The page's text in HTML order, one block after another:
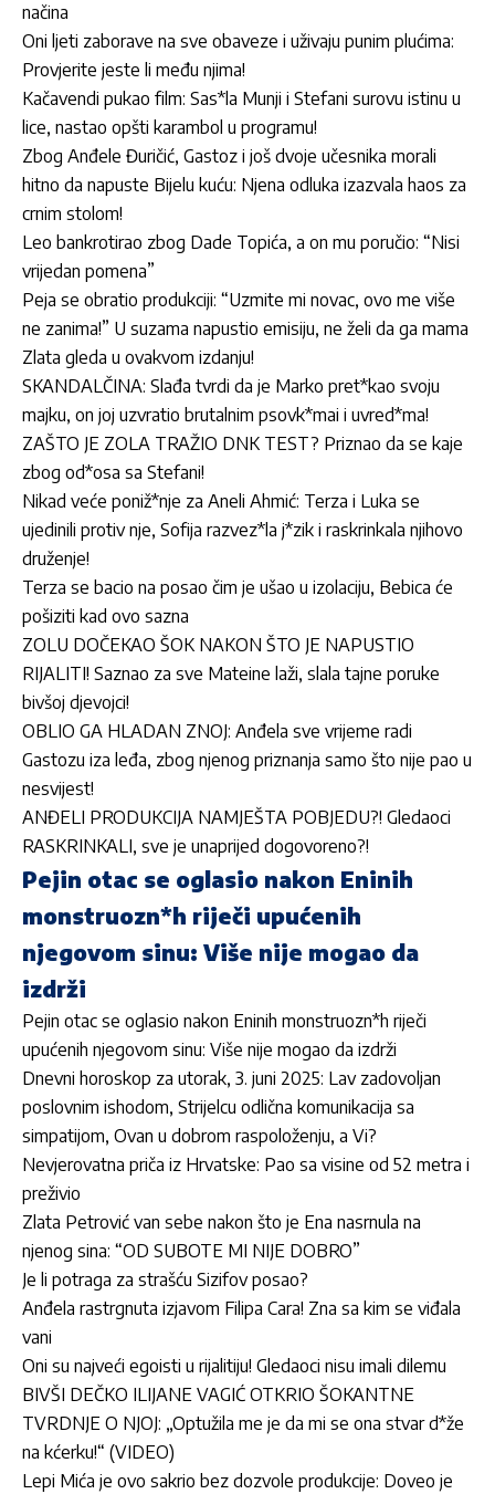
načina
Oni ljeti zaborave na sve obaveze i uživaju punim plućima:
Provjerite jeste li među njima!
Kačavendi pukao film: Sas*la Munji i Stefani surovu istinu u
lice, nastao opšti karambol u programu!
Zbog Anđele Đuričić, Gastoz i još dvoje učesnika morali
hitno da napuste Bijelu kuću: Njena odluka izazvala haos za
crnim stolom!
Leo bankrotirao zbog Dade Topića, a on mu poručio: “Nisi
vrijedan pomena”
Peja se obratio produkciji: “Uzmite mi novac, ovo me više
ne zanima!” U suzama napustio emisiju, ne želi da ga mama
Zlata gleda u ovakvom izdanju!
SKANDALČINA: Slađa tvrdi da je Marko pret*kao svoju
majku, on joj uzvratio brutalnim psovk*mai i uvred*ma!
ZAŠTO JE ZOLA TRAŽIO DNK TEST? Priznao da se kaje
zbog od*osa sa Stefani!
Nikad veće poniž*nje za Aneli Ahmić: Terza i Luka se
ujedinili protiv nje, Sofija razvez*la j*zik i raskrinkala njihovo
druženje!
Terza se bacio na posao čim je ušao u izolaciju, Bebica će
pošiziti kad ovo sazna
ZOLU DOČEKAO ŠOK NAKON ŠTO JE NAPUSTIO
RIJALITI! Saznao za sve Mateine laži, slala tajne poruke
bivšoj djevojci!
OBLIO GA HLADAN ZNOJ: Anđela sve vrijeme radi
Gastozu iza leđa, zbog njenog priznanja samo što nije pao u
nesvijest!
ANĐELI PRODUKCIJA NAMJEŠTA POBJEDU?! Gledaoci
RASKRINKALI, sve je unaprijed dogovoreno?!
Pejin otac se oglasio nakon Eninih
monstruozn*h riječi upućenih
njegovom sinu: Više nije mogao da
izdrži
Pejin otac se oglasio nakon Eninih monstruozn*h riječi
upućenih njegovom sinu: Više nije mogao da izdrži
Dnevni horoskop za utorak, 3. juni 2025: Lav zadovoljan
poslovnim ishodom, Strijelcu odlična komunikacija sa
simpatijom, Ovan u dobrom raspoloženju, a Vi?
Nevjerovatna priča iz Hrvatske: Pao sa visine od 52 metra i
preživio
Zlata Petrović van sebe nakon što je Ena nasrnula na
njenog sina: “OD SUBOTE MI NIJE DOBRO”
Je li potraga za strašću Sizifov posao?
Anđela rastrgnuta izjavom Filipa Cara! Zna sa kim se viđala
vani
Oni su najveći egoisti u rijalitiju! Gledaoci nisu imali dilemu
BIVŠI DEČKO ILIJANE VAGIĆ OTKRIO ŠOKANTNE
TVRDNJE O NJOJ: „Optužila me je da mi se ona stvar d*že
na kćerku!“ (VIDEO)
Lepi Mića je ovo sakrio bez dozvole produkcije: Doveo je